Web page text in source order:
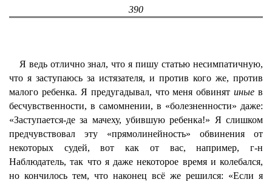
390
Я ведь отлично знал, что я пишу статью несимпатичную,
что я заступаюсь за истязателя, и против кого же, против
малого ребенка. Я предугадывал, что меня обвинятиные в
бесчувственности, в самомнении, в «болезненности» даже:
«Заступается-де за мачеху, убившую ребенка!» Я слишком
предчувствовал эту «прямолинейность» обвинения от
некоторых судей, вот как от вас, например, г-н
Наблюдатель, так что я даже некоторое время и колебался,
но кончилось тем, что наконец всё же решился: «Если я